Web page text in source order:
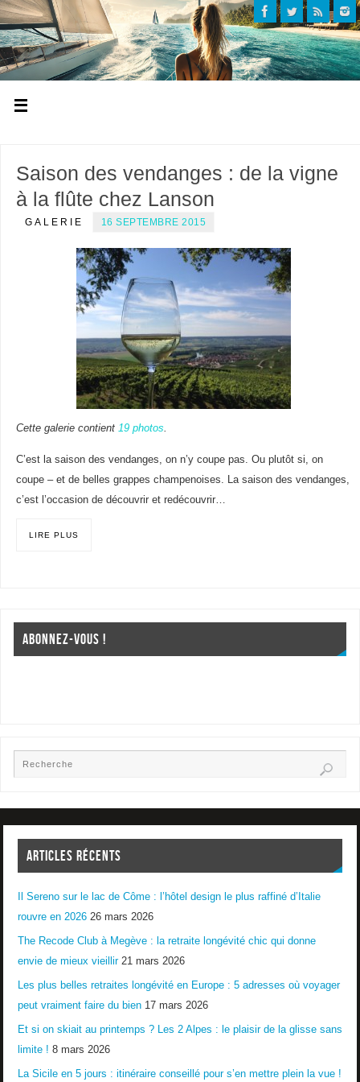
Saison des vendanges : de la vigne
à la flûte chez Lanson
GALERIE 16 SEPTEMBRE 2015
Cette galerie contient 19 photos.
C’est la saison des vendanges, on n’y coupe pas. Ou plutôt si, on
coupe – et de belles grappes champenoises. La saison des vendanges,
c’est l’occasion de découvrir et redécouvrir…
LIRE PLUS
ABONNEZ-VOUS !
ARTICLES RÉCENTS
Il Sereno sur le lac de Côme : l’hôtel design le plus raffiné d’Italie
rouvre en 2026 26 mars 2026
The Recode Club à Megève : la retraite longévité chic qui donne
envie de mieux vieillir 21 mars 2026
Les plus belles retraites longévité en Europe : 5 adresses où voyager
peut vraiment faire du bien 17 mars 2026
Et si on skiait au printemps ? Les 2 Alpes : le plaisir de la glisse sans
limite ! 8 mars 2026
La Sicile en 5 jours : itinéraire conseillé pour s’en mettre plein la vue !